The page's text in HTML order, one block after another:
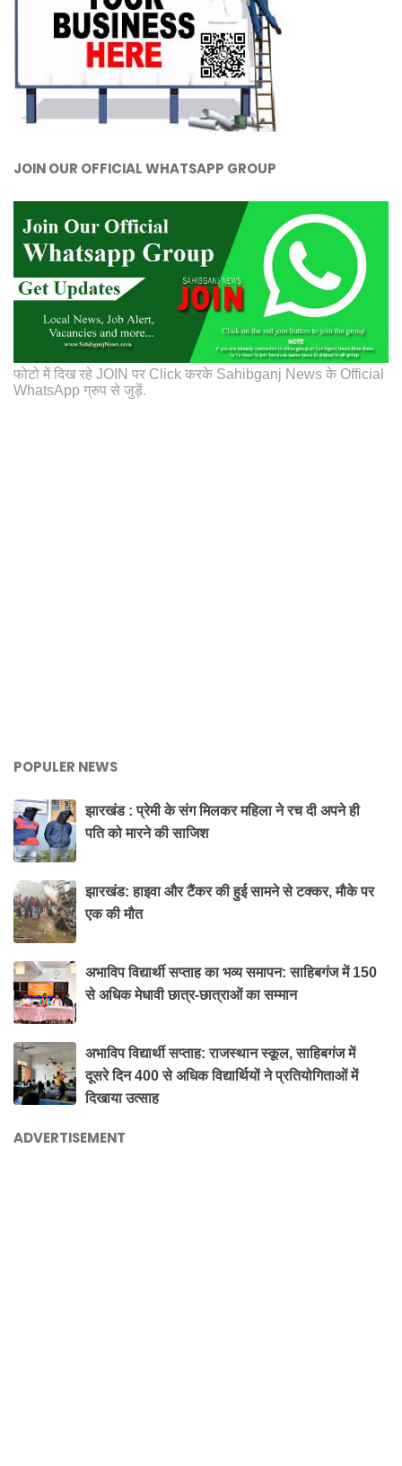
JOIN OUR OFFICIAL WHATSAPP GROUP
फोटो में दिख रहे JOIN पर Click करके Sahibganj News के Official
WhatsApp ग्रुप से जुड़ें.
POPULER NEWS
झारखंड : प्रेमी के संग मिलकर महिला ने रच दी अपने ही
पति को मारने की साजिश
झारखंड: हाइवा और टैंकर की हुई सामने से टक्कर, मौके पर
एक की मौत
अभाविप विद्यार्थी सप्ताह का भव्य समापन: साहिबगंज में 150
से अधिक मेधावी छात्र-छात्राओं का सम्मान
अभाविप विद्यार्थी सप्ताह: राजस्थान स्कूल, साहिबगंज में
दूसरे दिन 400 से अधिक विद्यार्थियों ने प्रतियोगिताओं में
दिखाया उत्साह
ADVERTISEMENT